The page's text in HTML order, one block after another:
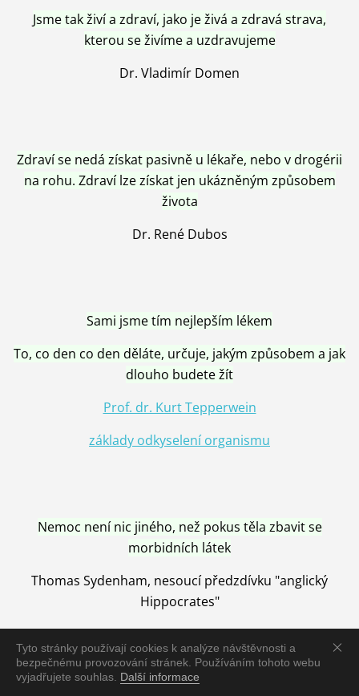
Tyto stránky používají cookies k analýze návštěvnosti a
bezpečnému provozování stránek. Používáním tohoto webu
vyjadřujete souhlas. Další informace
Jsme tak živí a zdraví, jako je živá a zdravá strava,
kterou se živíme a uzdravujeme
Dr. Vladimír Domen
Zdraví se nedá získat pasivně u lékaře, nebo v drogérii
na rohu. Zdraví lze získat jen ukázněným způsobem
života
Dr. René Dubos
Sami jsme tím nejlepším lékem
To, co den co den děláte, určuje, jakým způsobem a jak
dlouho budete žít
Prof. dr. Kurt Tepperwein
základy odkyselení organismu
Nemoc není nic jiného, než pokus těla zbavit se
morbidních látek
Thomas Sydenham, nesoucí předzdívku "anglický
Hippocrates"
Nemoc je vyléčena jen pomocí Přírody, neutralizací a